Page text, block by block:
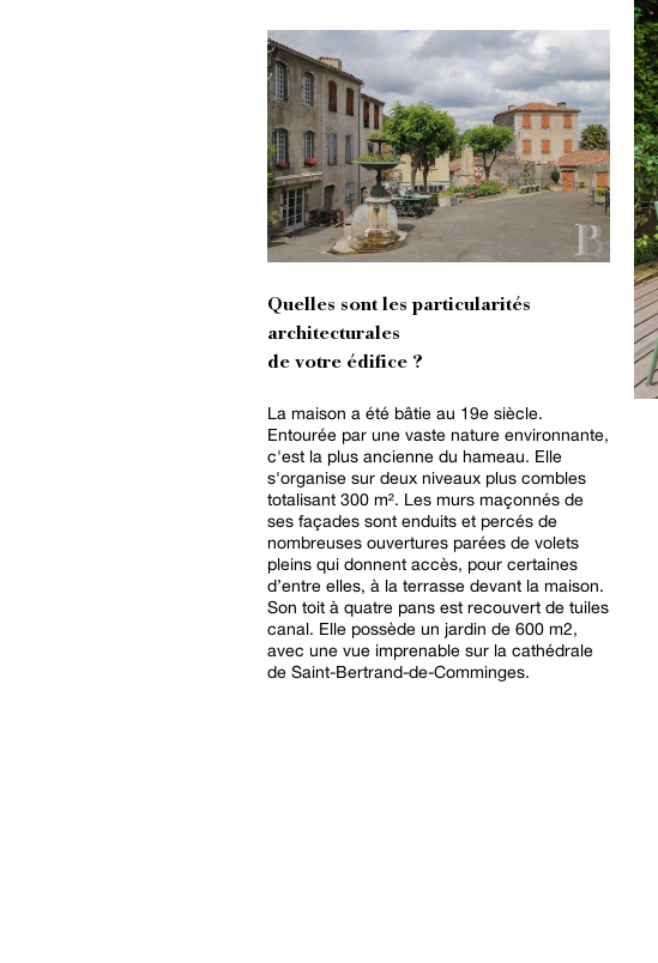
Quelles sont les particularités
architecturales
de votre édifice ?
La maison a été bâtie au 19e siècle.
Entourée par une vaste nature environnante,
c'est la plus ancienne du hameau. Elle
s'organise sur deux niveaux plus combles
totalisant 300 m². Les murs maçonnés de
ses façades sont enduits et percés de
nombreuses ouvertures parées de volets
pleins qui donnent accès, pour certaines
d’entre elles, à la terrasse devant la maison.
Son toit à quatre pans est recouvert de tuiles
canal. Elle possède un jardin de 600 m2,
avec une vue imprenable sur la cathédrale
de Saint-Bertrand-de-Comminges.